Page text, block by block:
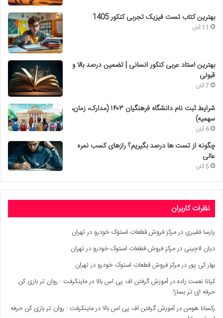
بهترین کتاب تست فیزیک تجربی کنکور 1405
11 آبان
بهترین استاد عربی کنکور انسانی | تضمین درصد بالا و
قبولی
7 آبان
شرایط ثبت نام دانشگاه فرهنگیان ۱۴۰۳ (مدارک، زمان،
سهمیه)
6 آبان
چگونه از تست ها درصد بگیریم؟ رازهای کسب نمره
عالی
5 آبان
نظرات کاربران
پارسا فقیری درمرکز فروش قطعات استوک خودرو در تهران
دیان لاچینی درمرکز فروش قطعات استوک خودرو در تهران
بهار کی پوردرمرکز فروش قطعات استوک خودرو در تهران
کیانا نعمت زادهدرآموزش گرفتن اف پی اس بالا در ماینکرفت : روان تر بازی کن
حرفه ای تر بساز!
رکسانا هومندرآموزش گرفتن اف پی اس بالا در ماینکرفت : روان تر بازی کن حرفه